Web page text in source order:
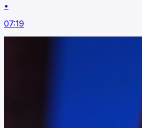
•
07:19